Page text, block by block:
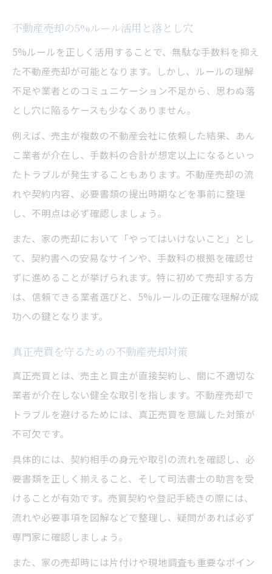
不動産売却の5%ルール活用と落とし穴
5%ルールを正しく活用することで、無駄な手数料を抑え
た不動産売却が可能となります。しかし、ルールの理解
不足や業者とのコミュニケーション不足から、思わぬ落
とし穴に陥るケースも少なくありません。
例えば、売主が複数の不動産会社に依頼した結果、あん
こ業者が介在し、手数料の合計が想定以上になるといっ
たトラブルが発生することもあります。不動産売却の流
れや契約内容、必要書類の提出時期などを事前に整理
し、不明点は必ず確認しましょう。
また、家の売却において「やってはいけないこと」とし
て、契約書への安易なサインや、手数料の根拠を確認せ
ずに進めることが挙げられます。特に初めて売却する方
は、信頼できる業者選びと、5%ルールの正確な理解が成
功への鍵となります。
真正売買を守るための不動産売却対策
真正売買とは、売主と買主が直接契約し、間に不適切な
業者が介在しない健全な取引を指します。不動産売却で
トラブルを避けるためには、真正売買を意識した対策が
不可欠です。
具体的には、契約相手の身元や取引の流れを確認し、必
要書類を正しく揃えること、そして司法書士の助言を受
けることが有効です。売買契約や登記手続きの際には、
流れや必要事項を図解などで整理し、疑問があれば必ず
専門家に確認しましょう。
また、家の売却時には片付けや現地調査も重要なポイン